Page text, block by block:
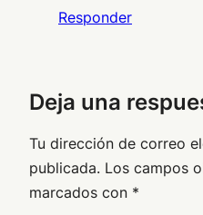
Responder
Deja una
Tu dirección de correo
publicada. Los campos
marcados con *